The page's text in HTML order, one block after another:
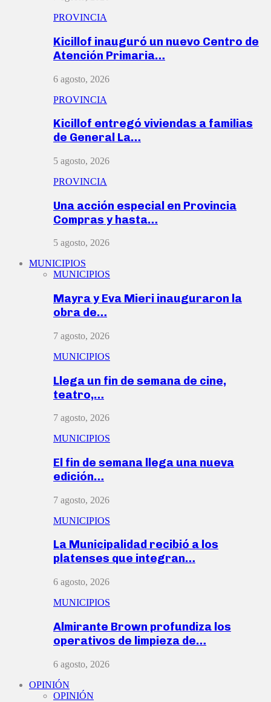
PROVINCIA
Kicillof inauguró un nuevo Centro de
Atención Primaria…
6 agosto, 2026
PROVINCIA
Kicillof entregó viviendas a familias
de General La…
5 agosto, 2026
PROVINCIA
Una acción especial en Provincia
Compras y hasta…
5 agosto, 2026
MUNICIPIOS
MUNICIPIOS
Mayra y Eva Mieri inauguraron la
obra de…
7 agosto, 2026
MUNICIPIOS
Llega un fin de semana de cine,
teatro,…
7 agosto, 2026
MUNICIPIOS
El fin de semana llega una nueva
edición…
7 agosto, 2026
MUNICIPIOS
La Municipalidad recibió a los
platenses que integran…
6 agosto, 2026
MUNICIPIOS
Almirante Brown profundiza los
operativos de limpieza de…
6 agosto, 2026
OPINIÓN
OPINIÓN